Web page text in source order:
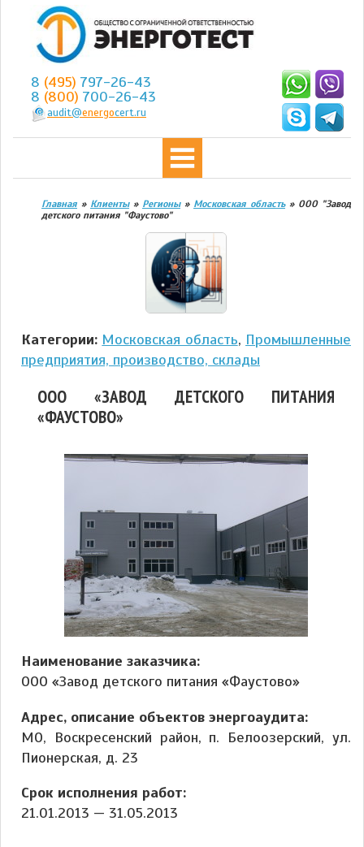
8 (495) 797-26-43
8 (800) 700-26-43
audit@energocert.ru
Главная » Клиенты» Регионы» Московская область» ООО "Завод
детского питания "Фаустово"
Категории: Московская область, Промышленные
предприятия, производство, склады
ООО «ЗАВОД ДЕТСКОГО ПИТАНИЯ
«ФАУСТОВО»
Наименование заказчика:
ООО «Завод детского питания «Фаустово»
Адрес, описание объектов энергоаудита:
МО, Воскресенский район, п. Белоозерский, ул.
Пионерская, д. 23
Срок исполнения работ:
21.01.2013 — 31.05.2013